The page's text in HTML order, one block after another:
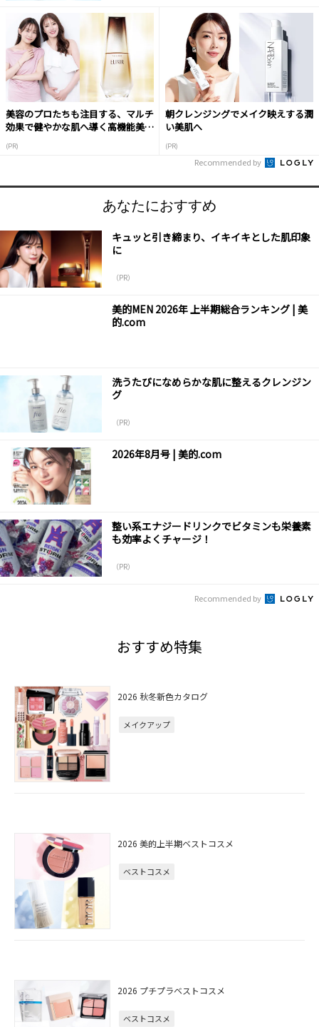
美容のプロたちも注目する、マルチ
効果で健やかな肌へ導く高機能美容
(PR)
朝クレンジングでメイク映えする潤
い美肌へ
(PR)
Recommended by
あなたにおすすめ
キュッと引き締まり、イキイキとした肌印象
に
（PR）
美的MEN 2026年 上半期総合ランキング | 美
的.com
洗うたびになめらかな肌に整えるクレンジン
グ
（PR）
2026年8月号 | 美的.com
整い系エナジードリンクでビタミンも栄養素
も効率よくチャージ！
（PR）
Recommended by
おすすめ特集
2026 秋冬新色カタログ
メイクアップ
2026 美的上半期ベストコスメ
ベストコスメ
2026 プチプラベストコスメ
ベストコスメ